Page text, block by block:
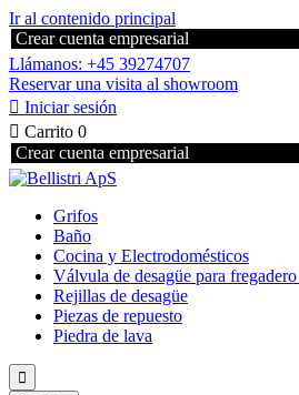
Ir al contenido principal
Crear cuenta empresarial
Llámanos: +45 39274707
Reservar una visita al showroom
 Iniciar sesión
 Carrito 0
Crear cuenta empresarial
Grifos
Baño
Cocina y Electrodomésticos
Válvula de desagüe para
Rejillas de desagüe
Piezas de repuesto
Piedra de lava
